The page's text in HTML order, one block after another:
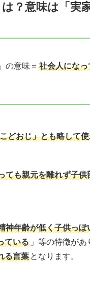
？意味は「実
の意味＝ 社会人にな
どおじ」とも略して
ても親元を離れず子
神年齢が低く子供っぽ
ている 」等の特徴があ
る言葉 となります。